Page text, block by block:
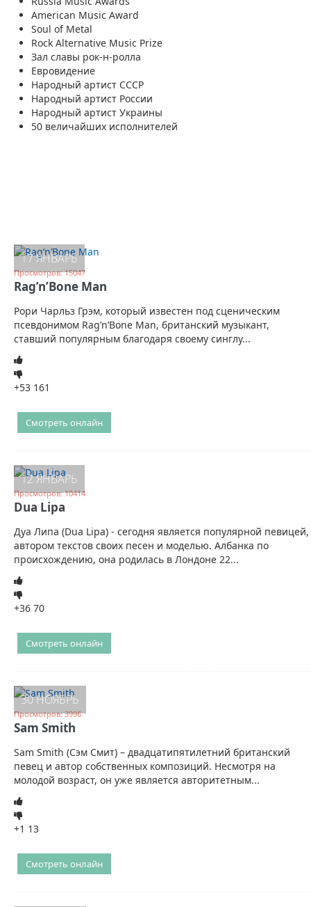
American Music Award
Soul of Metal
Rock Alternative Music Prize
Зал славы рок-н-ролла
Евровидение
Народный артист СССР
Народный артист России
Народный артист Украины
50 величайших исполнителей
17 ЯНВАРЬ
Просмотров: 15047
Rag’n’Bone Man
Рори Чарльз Грэм, который известен под сценическим
псевдонимом Rag’n’Bone Man, британский музыкант,
ставший популярным благодаря своему синглу...
+53 161
Смотреть онлайн
12 ЯНВАРЬ
Просмотров: 10414
Dua Lipa
Дуа Липа (Dua Lipa) - сегодня является популярной певицей,
автором текстов своих песен и моделью. Албанка по
происхождению, она родилась в Лондоне 22...
+36 70
Смотреть онлайн
30 НОЯБРЬ
Просмотров: 3996
Sam Smith
Sam Smith (Сэм Смит) – двадцатипятилетний британский
певец и автор собственных композиций. Несмотря на
молодой возраст, он уже является авторитетным...
+1 13
Смотреть онлайн